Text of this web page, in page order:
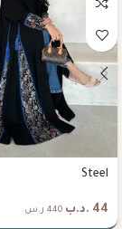
Steel
44 .د.ب 440 ر.س